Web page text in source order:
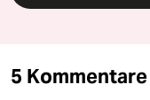
5 Kommentare